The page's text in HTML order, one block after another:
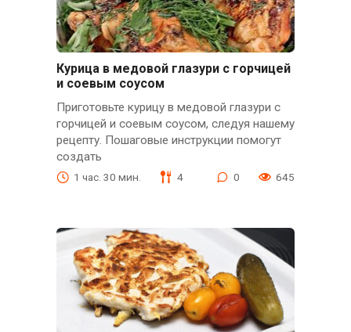
Курица в медовой глазури с горчицей
и соевым соусом
Приготовьте курицу в медовой глазури с
горчицей и соевым соусом, следуя нашему
рецепту. Пошаговые инструкции помогут
создать
1 час. 30 мин. 4 0 645